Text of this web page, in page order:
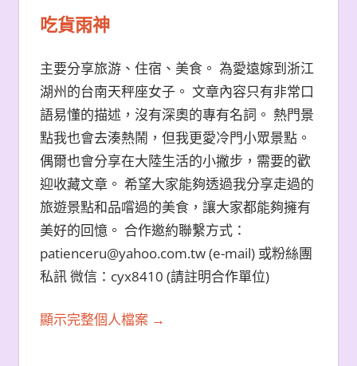
吃貨雨神
主要分享旅游、住宿、美食。 為愛遠嫁到浙江
湖州的台南天秤座女子。 文章內容只有非常口
語易懂的描述，沒有深奧的專有名詞。 熱門景
點我也會去湊熱鬧，但我更愛冷門小眾景點。
偶爾也會分享在大陸生活的小撇步，需要的歡
迎收藏文章。 希望大家能夠透過我分享走過的
旅遊景點和品嚐過的美食，讓大家都能夠擁有
美好的回憶。 合作邀約聯繫方式：
patienceru@yahoo.com.tw (e-mail) 或粉絲團
私訊 微信：cyx8410 (請註明合作單位)
顯示完整個人檔案 →